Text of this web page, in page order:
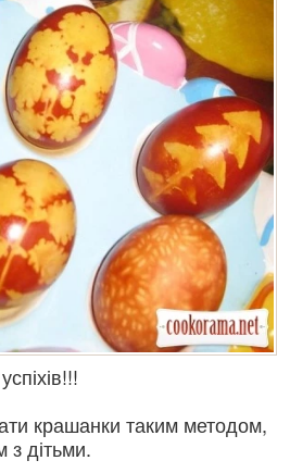
крашанки таким методом,
з дітьми.